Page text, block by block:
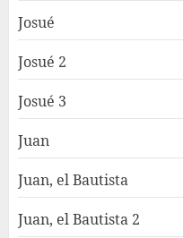
Josué
Josué 2
Josué 3
Juan
Juan, el Bautista
Juan, el Bautista 2